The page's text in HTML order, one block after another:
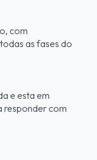
com
as fases do
e esta em
responder com